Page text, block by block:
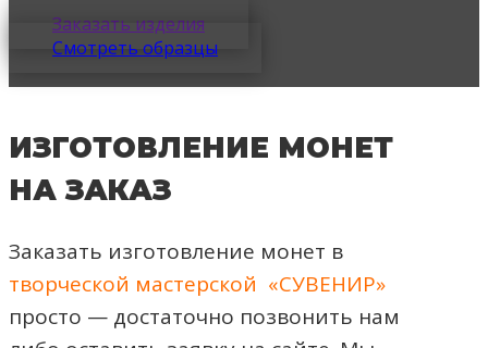
Заказать изделия
Смотреть образцы
ИЗГОТОВЛЕНИЕ МОНЕТ
НА ЗАКАЗ
Заказать изготовление монет в
творческой мастерской «СУВЕНИР»
просто — достаточно позвонить нам